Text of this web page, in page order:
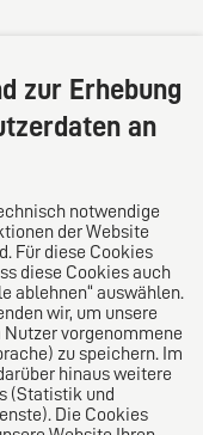
Europa für die
zur Erhebung
an
notwendige
der Website
Für diese Cookies
diese Cookies auch
ablehnen“ auswählen.
wir, um unsere
Nutzer vorgenommene
zu speichern. Im
hinaus weitere
(Statistik und
Die Cookies